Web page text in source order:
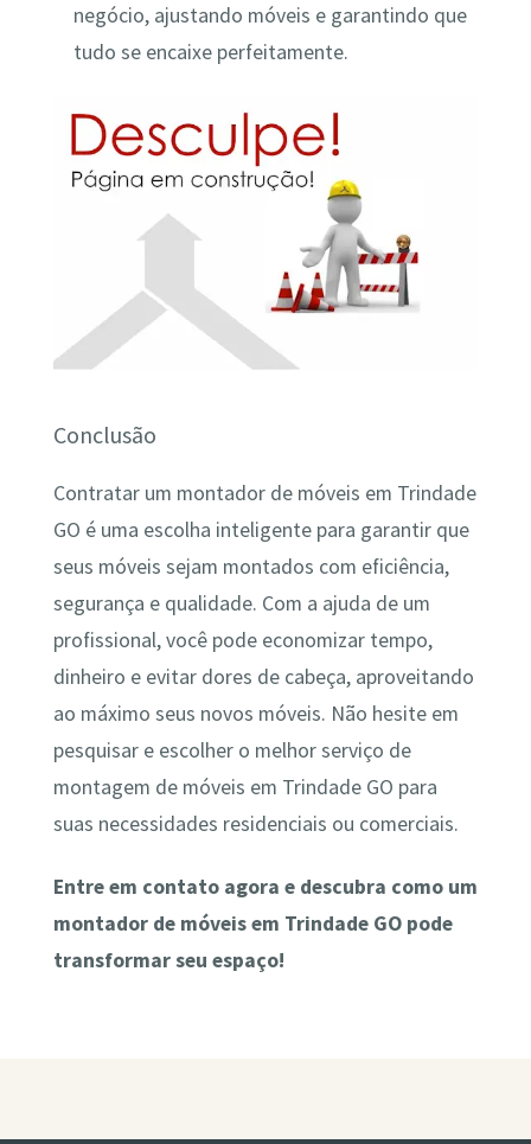
negócio, ajustando móveis e garantindo que
tudo se encaixe perfeitamente.
Conclusão
Contratar um montador de móveis em Trindade
GO é uma escolha inteligente para garantir que
seus móveis sejam montados com eficiência,
segurança e qualidade. Com a ajuda de um
profissional, você pode economizar tempo,
dinheiro e evitar dores de cabeça, aproveitando
ao máximo seus novos móveis. Não hesite em
pesquisar e escolher o melhor serviço de
montagem de móveis em Trindade GO para
suas necessidades residenciais ou comerciais.
Entre em contato agora e descubra como um
montador de móveis em Trindade GO pode
transformar seu espaço!